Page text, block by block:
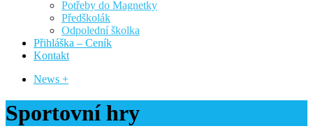
Potřeby do Magnetky
Předškolák
Odpolední školka
Přihláška – Ceník
Kontakt
News +
Sportovní hry